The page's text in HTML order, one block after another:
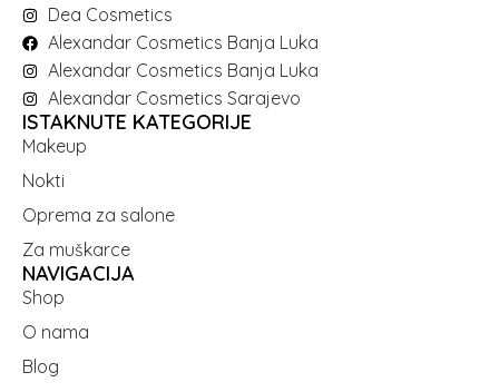
Dea Cosmetics
Alexandar Cosmetics Banja Luka
Alexandar Cosmetics Banja Luka
Alexandar Cosmetics Sarajevo
ISTAKNUTE KATEGORIJE
Makeup
Nokti
Oprema za salone
Za muškarce
NAVIGACIJA
Shop
O nama
Blog